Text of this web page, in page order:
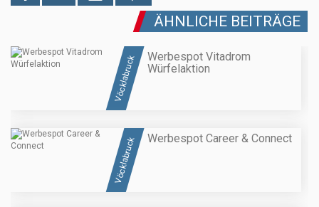
ÄHNLICHE BEITRÄGE
Vöcklabruck
Werbespot Vitadrom
Würfelaktion
Vöcklabruck Werbespot Career & Connect